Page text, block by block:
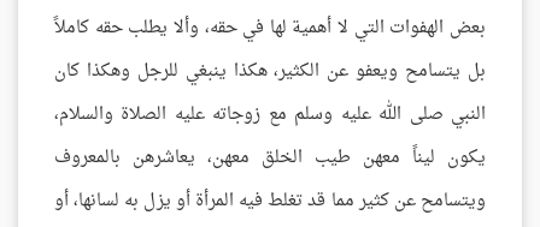
بعض الهفوات التي لا أهمية لها في حقه، وألا يطلب حقه كاملاً
بل يتسامح ويعفو عن الكثير، هكذا ينبغي للرجل وهكذا كان
النبي صلى الله عليه وسلم مع زوجاته عليه الصلاة والسلام،
يكون ليناً معهن طيب الخلق معهن، يعاشرهن بالمعروف
ويتسامح عن كثير مما قد تغلط فيه المرأة أو يزل به لسانها، أو